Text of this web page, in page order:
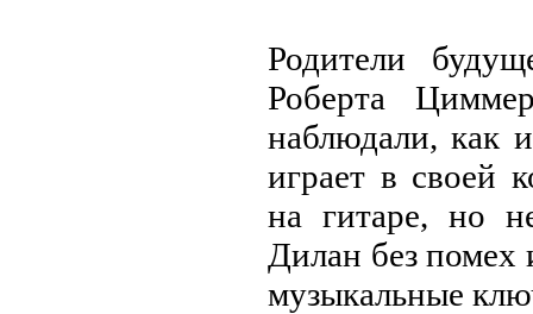
Родители
Роберта
наблюдали, как
играет в своей
на гитаре, но
Дилан без помех
музыкальные